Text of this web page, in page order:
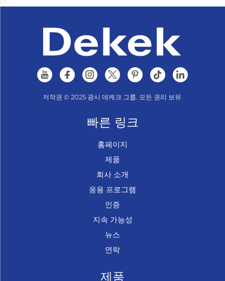
저작권 © 2025 광시 데케크 그룹. 모든 권리 보유.
빠른 링크
홈페이지
제품
회사 소개
응용 프로그램
인증
지속 가능성
뉴스
연락
제품